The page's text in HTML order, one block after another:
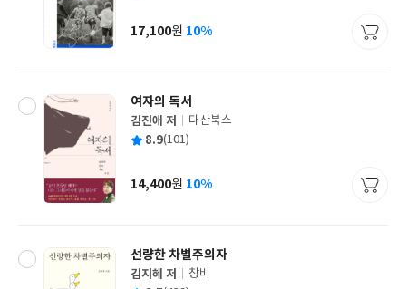
사
가
17,100원 10%
여자의 독서
글
쓴
김진애 저
출
사
다산북스
평 8.9(101)
가
14,400원 10%
선량한 차별주의자
글
김지혜 저
창비